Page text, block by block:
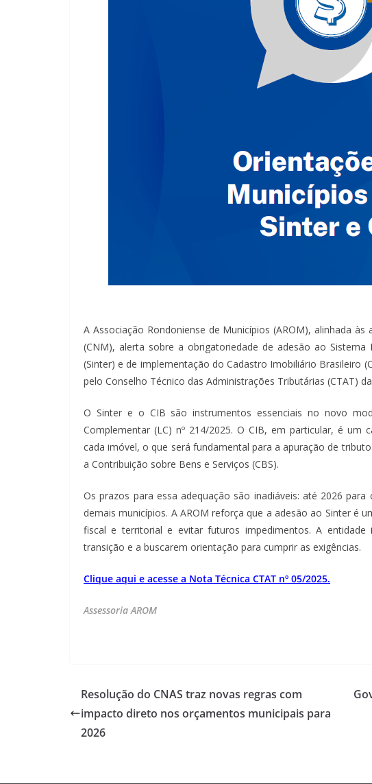
A Associação Rondoniense de Municípios (AROM), alinhada
(CNM), alerta sobre a obrigatoriedade de adesão ao
(Sinter) e de implementação do Cadastro Imobiliário Brasileiro
pelo Conselho Técnico das Administrações Tributárias (CTAT)
O Sinter e o CIB são instrumentos essenciais no novo
Complementar (LC) nº 214/2025. O CIB, em particular, é
cada imóvel, o que será fundamental para a apuração de
a Contribuição sobre Bens e Serviços (CBS).
Os prazos para essa adequação são inadiáveis: até 2026 para
demais municípios. A AROM reforça que a adesão ao Sinter é
fiscal e territorial e evitar futuros impedimentos. A
transição e a buscarem orientação para cumprir as exigências.
Clique aqui e acesse a Nota Técnica CTAT nº 05/2025.
Assessoria AROM
Resolução do CNAS traz novas regras com
impacto direto nos orçamentos municipais para
2026